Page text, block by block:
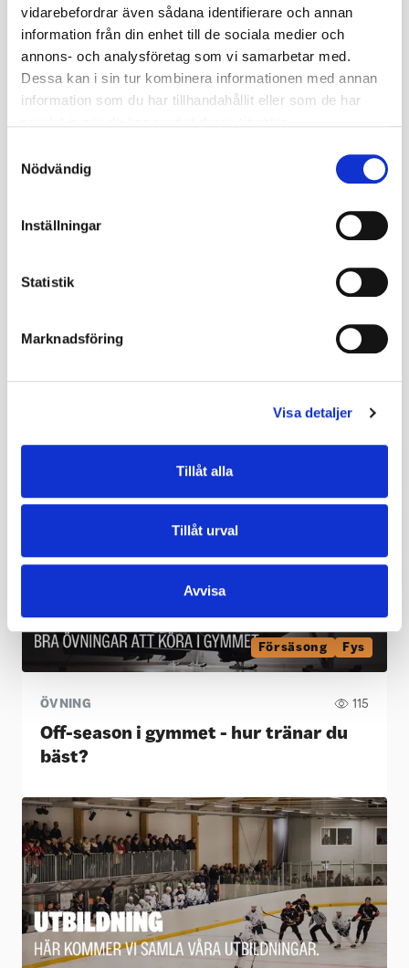
vidarebefordrar även sådana identifierare och annan
information från din enhet till de sociala medier och
annons- och analysföretag som vi samarbetar med.
Dessa kan i sin tur kombinera informationen med annan
information som du har tillhandahållit eller som de har
Nödvändig
Inställningar
Statistik
Marknadsföring
Visa detaljer
Tillåt alla
Tillåt urval
Avvisa
MER SOM DETTA
158
Sommarträning - utanför gymmet
Försäsong Fys
ÖVNING 115
Off-season i gymmet - hur tränar du
bäst?